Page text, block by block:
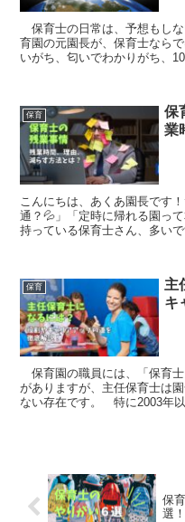
保育士の日常は、予想もし
育園の元園長が、保育士なら
いがち、匂いでわかりがち、
保育
保
業
こんにちは、あくあ園長です
通？💦」「定時に帰れる園っ
持っている保育士さん、多い
保育
主
キ
保育園の職員には、「保育
がありますが、主任保育士は
ない存在です。 特に2003年
保
選！